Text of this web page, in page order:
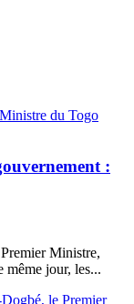
:
Ministre,
jour, les...